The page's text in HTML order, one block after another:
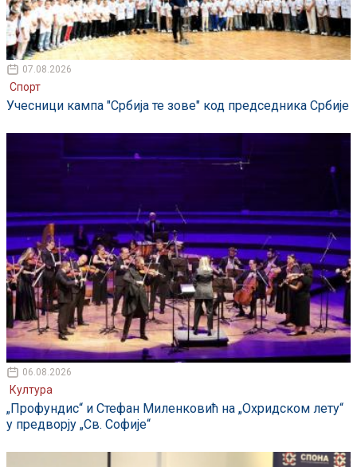
07.08.2026
Спорт
Учесници кампа "Србија те зове" код председника Србије
06.08.2026
Култура
„Профундис“ и Стефан Миленковић на „Охридском лету“
у предворју „Св. Софије“